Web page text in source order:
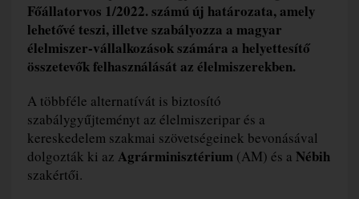
Főállatorvos 1/2022. számú új határozata, amely
lehetővé teszi, illetve szabályozza a magyar
élelmiszer-vállalkozások számára a helyettesítő
összetevők felhasználását az élelmiszerekben.
A többféle alternatívát is biztosító
szabálygyűjteményt az élelmiszeripar és a
kereskedelem szakmai szövetségeinek bevonásával
dolgozták ki az Agrárminisztérium(AM) és a Nébih
szakértői.